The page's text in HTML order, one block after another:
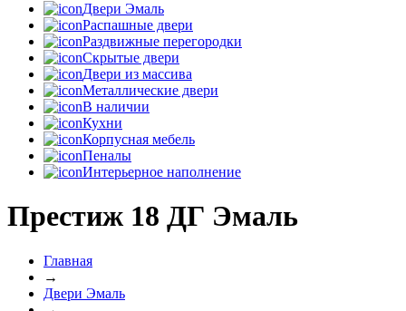
Двери Эмаль
Распашные двери
Раздвижные перегородки
Скрытые двери
Двери из массива
Металлические двери
В наличии
Кухни
Корпусная мебель
Пеналы
Интерьерное наполнение
Престиж 18 ДГ Эмаль
Главная
→
Двери Эмаль